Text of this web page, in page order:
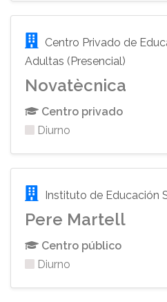
Centro Privado de
Adultas (Presencial)
Novatècnica
Centro privado
Diurno
Instituto de Educación
Pere Martell
Centro público
Diurno